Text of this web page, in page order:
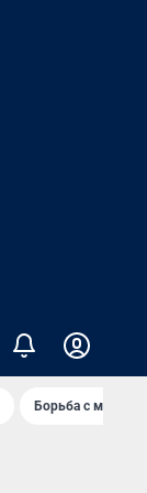
Борьба с мэрией